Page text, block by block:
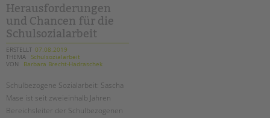
der
klasse
9e
an
der
schule
am
schloss
Herausforderungen
und Chancen für die
Schulsozialarbeit
ERSTELLT 07.08.2019
THEMA Schulsozialarbeit
VON
Barbara Brecht-Hadraschek
Schulbezogene Sozialarbeit: Sascha
Mase ist seit zweieinhalb Jahren
Bereichsleiter der Schulbezogenen